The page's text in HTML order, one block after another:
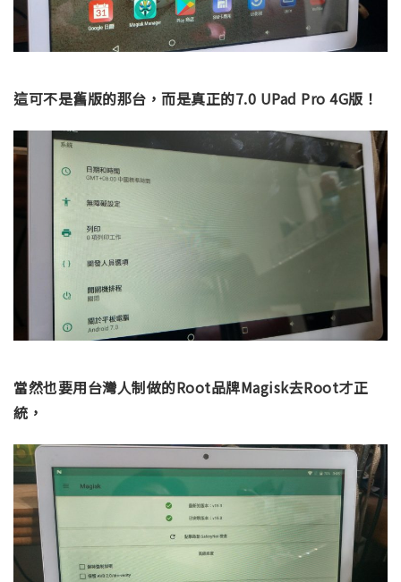
這可不是舊版的那台，而是真正的7.0 UPad Pro 4G版！
當然也要用台灣人制做的Root品牌Magisk去Root才正
統，